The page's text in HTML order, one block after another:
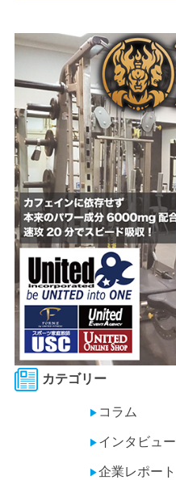
カテゴリー
▶ コラム
▶ インタビュー
▶企業レポート